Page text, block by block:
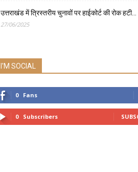
उत्तराखंड में त्रिस्तरीय चुनावों पर हाईकोर्ट की रोक हटी…
27/06/2025
I'M SOCIAL
0 Fans
0 Subscribers